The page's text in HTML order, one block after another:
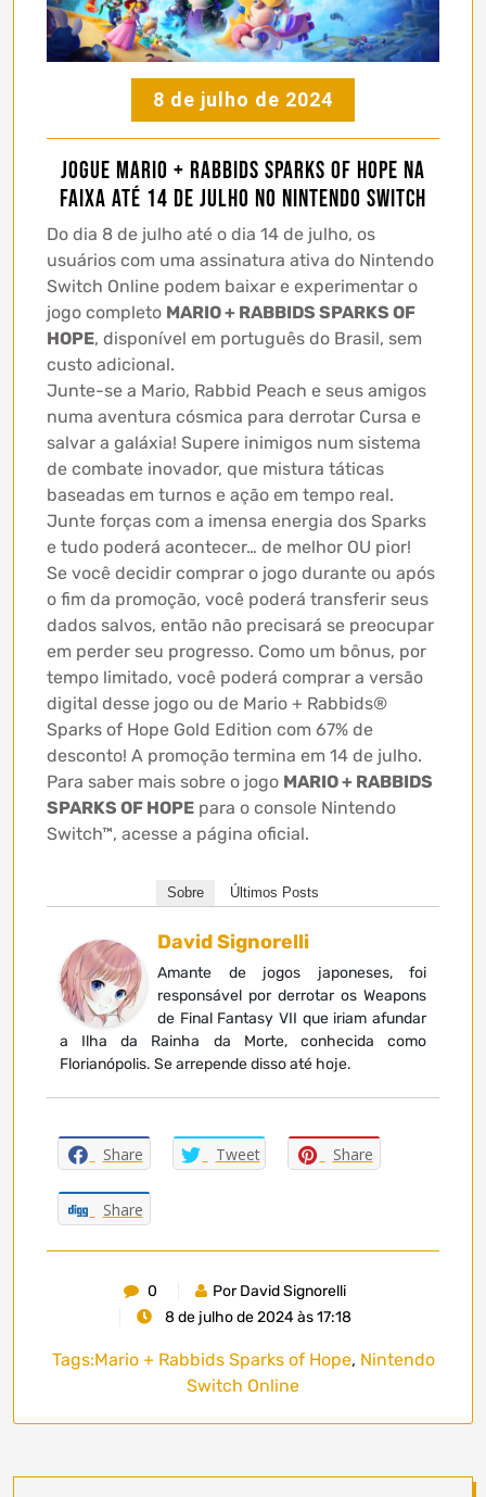
8 de julho de 2024
Jogue Mario + Rabbids Sparks of Hope na
faixa até 14 de julho no Nintendo Switch
Do dia 8 de julho até o dia 14 de julho, os
usuários com uma assinatura ativa do Nintendo
Switch Online podem baixar e experimentar o
jogo completo MARIO + RABBIDS SPARKS OF
HOPE, disponível em português do Brasil, sem
custo adicional.
Junte-se a Mario, Rabbid Peach e seus amigos
numa aventura cósmica para derrotar Cursa e
salvar a galáxia! Supere inimigos num sistema
de combate inovador, que mistura táticas
baseadas em turnos e ação em tempo real.
Junte forças com a imensa energia dos Sparks
e tudo poderá acontecer… de melhor OU pior!
Se você decidir comprar o jogo durante ou após
o fim da promoção, você poderá transferir seus
dados salvos, então não precisará se preocupar
em perder seu progresso. Como um bônus, por
tempo limitado, você poderá comprar a versão
digital desse jogo ou de Mario + Rabbids®
Sparks of Hope Gold Edition com 67% de
desconto! A promoção termina em 14 de julho.
Para saber mais sobre o jogo MARIO + RABBIDS
SPARKS OF HOPE para o console Nintendo
Switch™, acesse a página oficial.
Sobre Últimos Posts
David Signorelli
Amante de jogos japoneses, foi
responsável por derrotar os Weapons
de Final Fantasy VII que iriam afundar
a Ilha da Rainha da Morte, conhecida como
Florianópolis. Se arrepende disso até hoje.
Share Tweet Share
Share
0
Por David Signorelli
8 de julho de 2024 às 17:18
Tags:Mario + Rabbids Sparks of Hope, Nintendo
Switch Online